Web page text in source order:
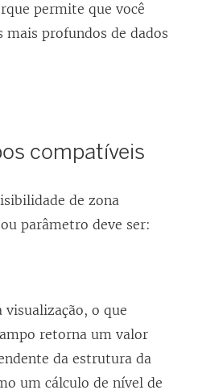
permite que você
mais profundos de dados
compatíveis
de zona
parâmetro deve ser:
visualização, o que
retorna um valor
da estrutura da
um cálculo de nível de